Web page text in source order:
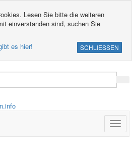
Lesen Sie bitte die weiteren
einverstanden sind, suchen Sie
es hier!
SCHLIESSEN